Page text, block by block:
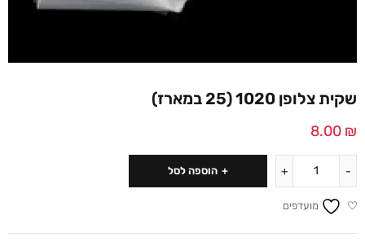
שקית צלופן 1020 (25 במארז)
8.00 ₪
הוספה לסל
מועדפים